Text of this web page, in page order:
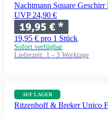
Nachtmann Square
UVP 24,90 €
19,95 € *
19,95 € pro 1 Stück
Sofort verfügbar
Lieferzeit: 1 - 3 Werktage
AUF LAGER
Ritzenhoff & Breker Unico